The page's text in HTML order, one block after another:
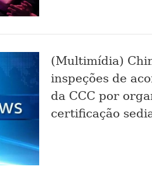
(Multimídia)
inspeções de
da CCC por
certificação